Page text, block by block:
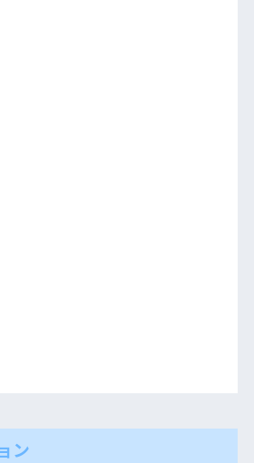
ン